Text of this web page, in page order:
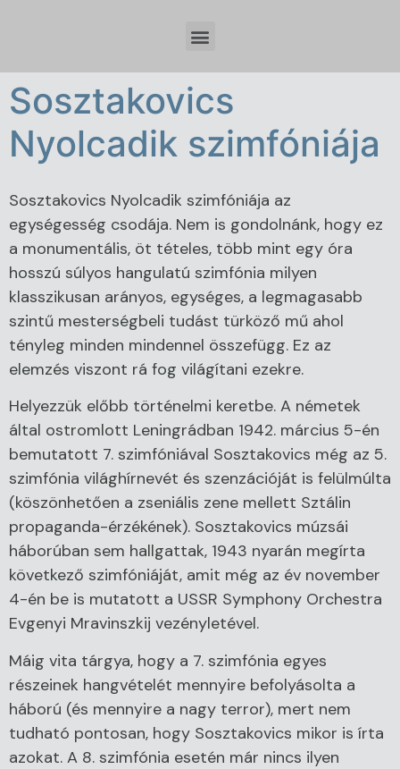
Sosztakovics
Nyolcadik szimfóniája
Sosztakovics Nyolcadik szimfóniája az
egységesség csodája. Nem is gondolnánk, hogy ez
a monumentális, öt tételes, több mint egy óra
hosszú súlyos hangulatú szimfónia milyen
klasszikusan arányos, egységes, a legmagasabb
szintű mesterségbeli tudást türköző mű ahol
tényleg minden mindennel összefügg. Ez az
elemzés viszont rá fog világítani ezekre.
Helyezzük előbb történelmi keretbe. A németek
által ostromlott Leningrádban 1942. március 5-én
bemutatott 7. szimfóniával Sosztakovics még az 5.
szimfónia világhírnevét és szenzációját is felülmúlta
(köszönhetően a zseniális zene mellett Sztálin
propaganda-érzékének). Sosztakovics múzsái
háborúban sem hallgattak, 1943 nyarán megírta
következő szimfóniáját, amit még az év november
4-én be is mutatott a USSR Symphony Orchestra
Evgenyi Mravinszkij vezényletével.
Máig vita tárgya, hogy a 7. szimfónia egyes
részeinek hangvételét mennyire befolyásolta a
háború (és mennyire a nagy terror), mert nem
tudható pontosan, hogy Sosztakovics mikor is írta
azokat. A 8. szimfónia esetén már nincs ilyen